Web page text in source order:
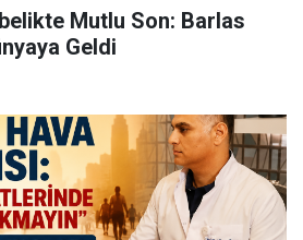
Mutlu Son: Barlas
Geldi